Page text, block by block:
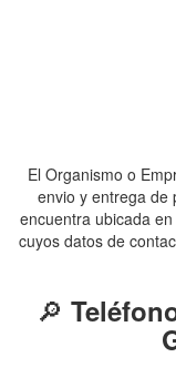
El Organismo o
envio y entrega de
encuentra ubicada
cuyos datos de
🔎